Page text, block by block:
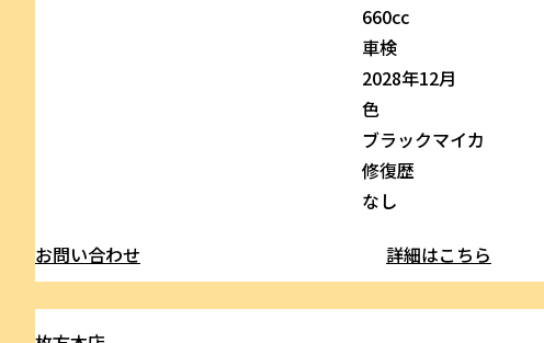
660cc
車検
2028年12月
色
ブラックマイカ
修復歴
なし
お問い合わせ 詳細はこちら